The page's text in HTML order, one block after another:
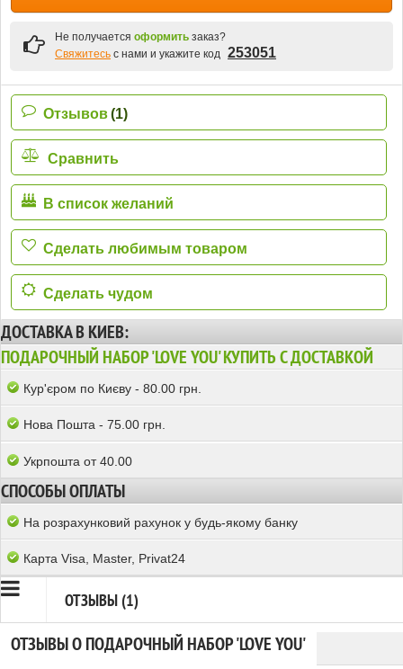
Не получается оформить заказ?
Свяжитесь с нами и укажите код 253051
Отзывов(1)
Сравнить
В список желаний
Сделать любимым товаром
Сделать чудом
ДОСТАВКА В КИЕВ:
ПОДАРОЧНЫЙ НАБОР 'LOVE YOU' КУПИТЬ С ДОСТАВКОЙ
Кур'єром по Києву - 80.00 грн.
Нова Пошта - 75.00 грн.
Укрпошта от 40.00
СПОСОБЫ ОПЛАТЫ
На розрахунковий рахунок у будь-якому банку
Карта Visa, Master, Privat24
ОТЗЫВЫ (1)
ОТЗЫВЫ О ПОДАРОЧНЫЙ НАБОР 'LOVE YOU'